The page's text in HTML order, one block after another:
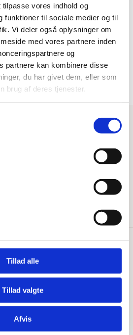
vores indhold og
funktioner til sociale medier og til
Vi deler også oplysninger om
med vores partnere inden
og
partnere kan kombinere disse
du har givet dem, eller som
brug af deres tjenester.
Tillad alle
Tillad valgte
Afvis
priser
Bestil inden kl. 15.00 – vi
afsender samme dag, når
varen er på lager.
–
Besøg vores butikker
kompetent rådgivning.
hjælp?
Blog